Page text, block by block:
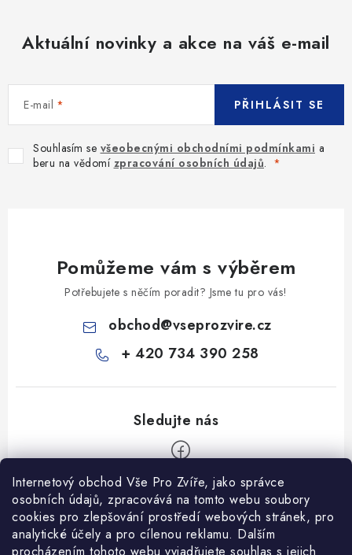
Internetový obchod Vše Pro Zvíře, jako správce
osobních údajů, zpracovává na tomto webu soubory
cookies pro zlepšování prostředí webových stránek, pro
analytické účely a pro cílenou reklamu. Dalším
Aktuální novinky a akce na váš e-mail
E-mail
Souhlasím se všeobecnými obchodními podmínkami a
beru na vědomí zpracování osobních údajů.
PŘIHLÁSIT SE
Pomůžeme vám s výběrem
Potřebujete s něčím poradit? Jsme tu pro vás!
obchod@vseprozvire.cz
+ 420 734 390 258
Informace pro Vás